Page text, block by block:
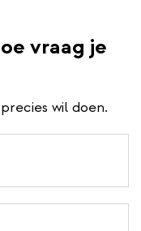
vraag je
wil doen.